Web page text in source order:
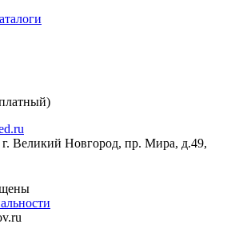
г. Великий Новгород, пр. Мира, д.49,